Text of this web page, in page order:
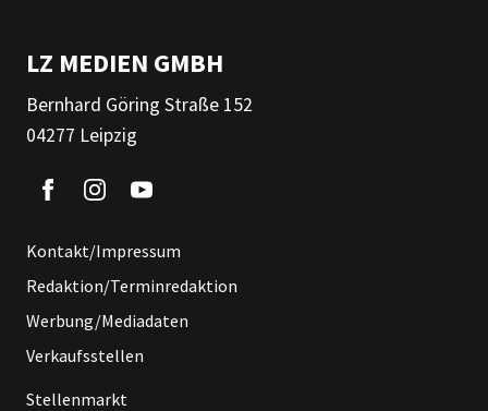
LZ MEDIEN GMBH
Bernhard Göring Straße 152
04277 Leipzig
Kontakt/Impressum
Redaktion/Terminredaktion
Werbung/Mediadaten
Verkaufsstellen
Stellenmarkt